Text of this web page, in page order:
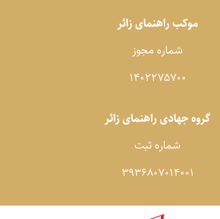
موکب راهنمای زائر
شماره مجوز
1402275700
گروه جهادی راهنمای زائر
شماره ثبت
3936807014001